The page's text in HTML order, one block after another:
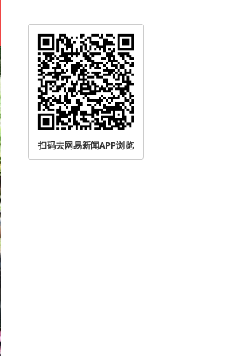
扫码去网易新闻APP浏览